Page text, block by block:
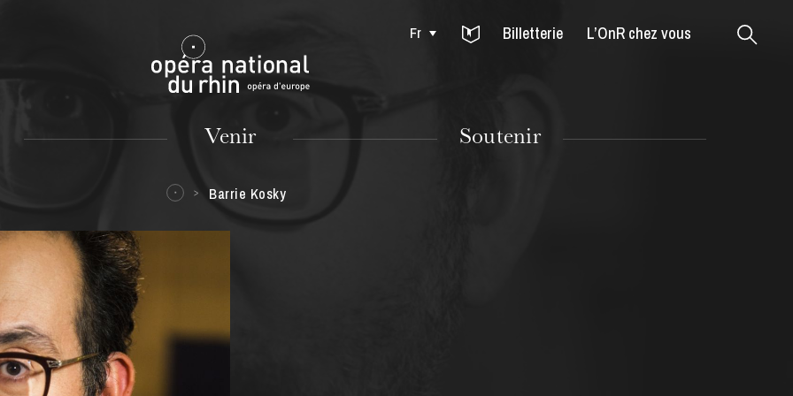
Mulhouse
Fr Billetterie L’OnR chez vous
Venir Soutenir
Barrie Kosky